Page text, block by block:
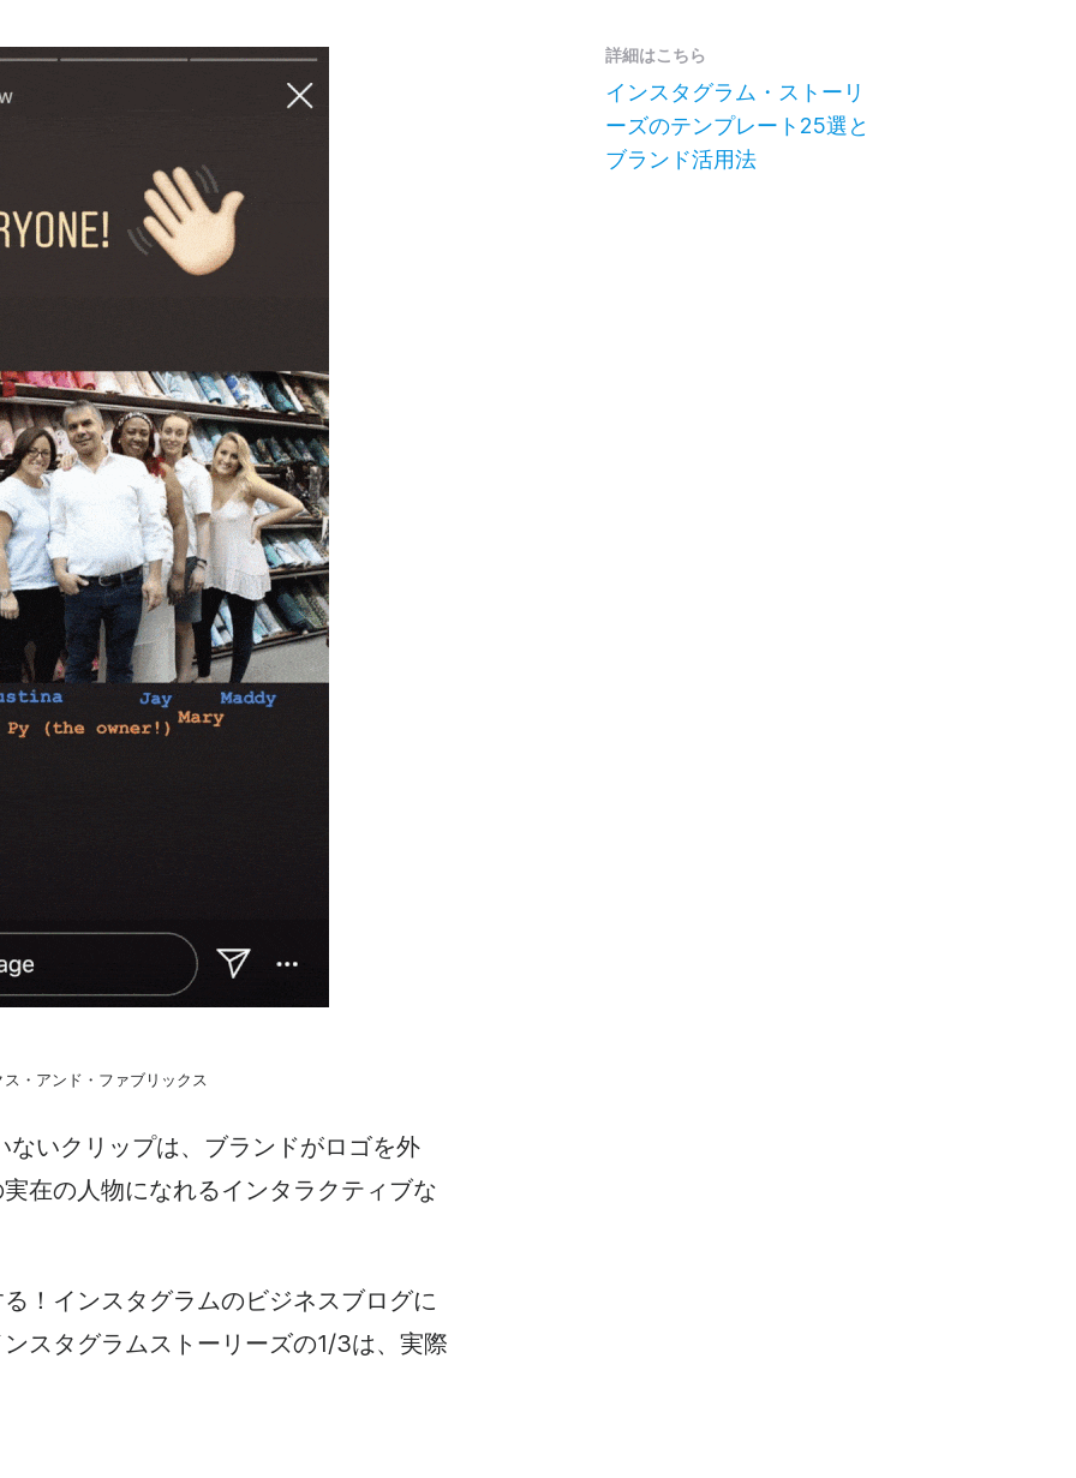
詳細はこちら
インスタグラム・ストーリ
ーズのテンプレート25選と
ブランド活用法
・アンド・ファブリックス
ないクリップは、ブランドがロゴを外
在の人物になれるインタラクティブな
！インスタグラムのビジネスブログに
スタグラムストーリーズの1/3は、実際